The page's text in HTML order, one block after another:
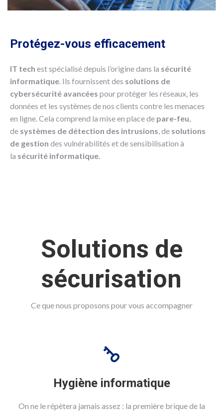
Protégez-vous efficacement
IT tech est spécialisé depuis l’origine dans la sécurité
informatique . Ils fournissent des solutions de
cybersécurité avancées pour protéger les réseaux, les
données et les systèmes de nos clients contre les menaces
en ligne. Cela comprend la mise en place de pare-feu
de systèmes de détection des intrusions , de solutions
de gestion des vulnérabilités et de sensibilisation à
la sécurité informatique
Solutions de
sécurisation
Ce que nous proposons pour vous accompagner
Hygiène informatique
On ne le répètera jamais assez : la première brique de la